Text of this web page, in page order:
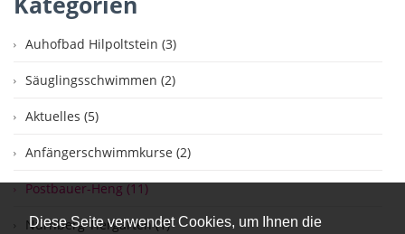
Diese Seite verwendet Cookies, um Ihnen die
Auhofbad Hilpoltstein (3)
Säuglingsschwimmen (2)
Aktuelles (5)
Anfängerschwimmkurse (2)
Postbauer-Heng (11)
Nürnberg Tiergarten (1)